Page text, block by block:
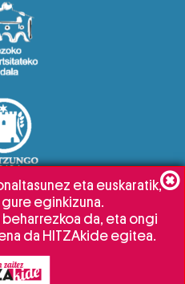
eta euskaratik,
eginkizuna.
da, eta ongi
da HITZAkide egitea.